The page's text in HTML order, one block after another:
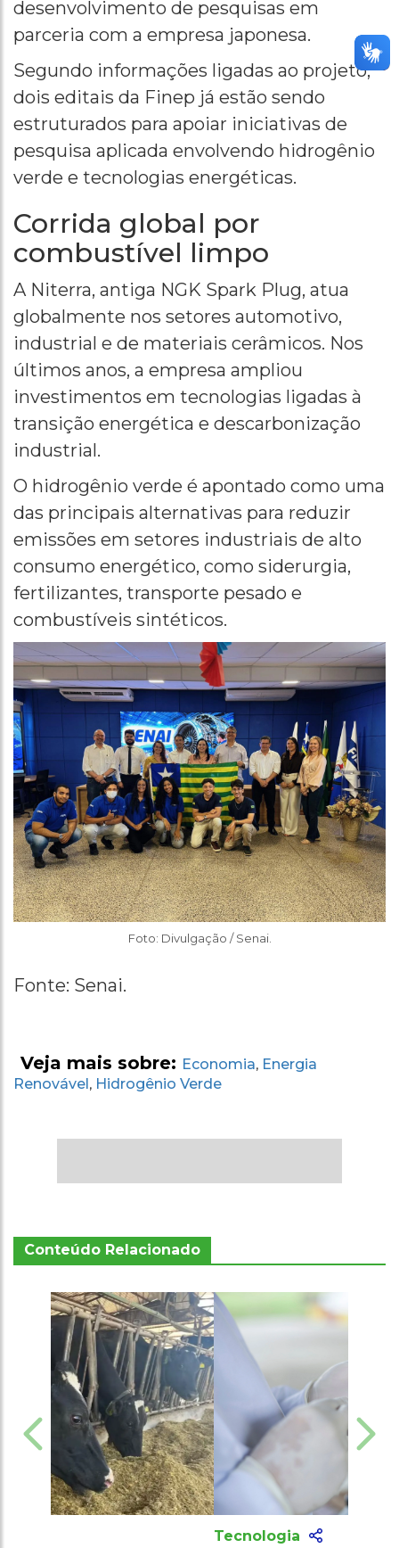
desenvolvimento de pesquisas em
parceria com a empresa japonesa.
Segundo informações ligadas ao projeto,
dois editais da Finep já estão sendo
estruturados para apoiar iniciativas de
pesquisa aplicada envolvendo hidrogênio
verde e tecnologias energéticas.
Corrida global por
combustível limpo
A Niterra, antiga NGK Spark Plug, atua
globalmente nos setores automotivo,
industrial e de materiais cerâmicos. Nos
últimos anos, a empresa ampliou
investimentos em tecnologias ligadas à
transição energética e descarbonização
industrial.
O hidrogênio verde é apontado como uma
das principais alternativas para reduzir
emissões em setores industriais de alto
consumo energético, como siderurgia,
fertilizantes, transporte pesado e
combustíveis sintéticos.
Foto: Divulgação / Senai.
Fonte: Senai.
Veja mais sobre: Economia, Energia
Renovável, Hidrogênio Verde
Conteúdo Relacionado